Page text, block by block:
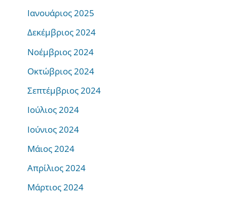
Ιανουάριος 2025
Δεκέμβριος 2024
Νοέμβριος 2024
Οκτώβριος 2024
Σεπτέμβριος 2024
Ιούλιος 2024
Ιούνιος 2024
Μάιος 2024
Απρίλιος 2024
Μάρτιος 2024